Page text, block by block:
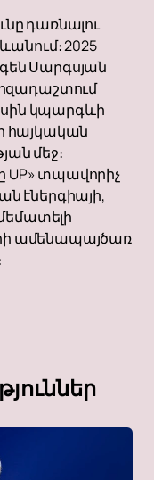
դառնալու
2025
Սարգսյան
կպարգևի
հայկական
մեջ։
UP» տպավորիչ
էներգիայի,
ամենապայծառ